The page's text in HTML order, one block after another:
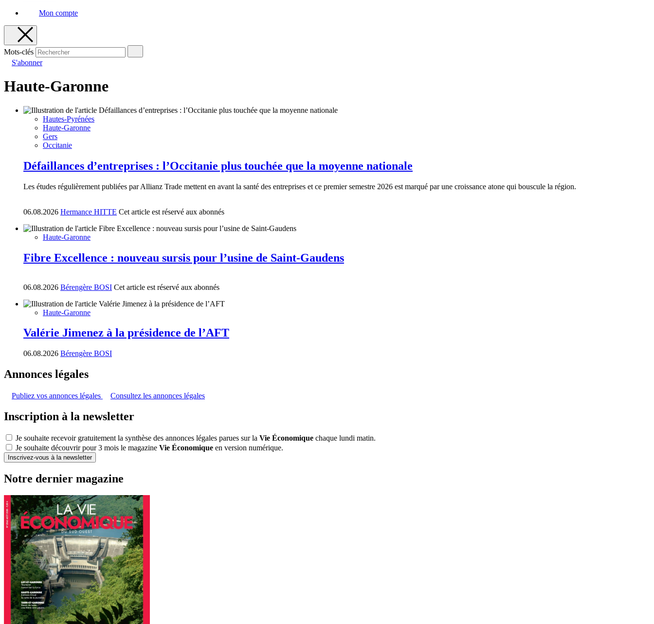
Mon compte
Mots-clés
S'abonner
Haute-Garonne
Hautes-Pyrénées
Haute-Garonne
Gers
Occitanie
Défaillances d’entreprises : l’Occitanie plus touchée que la moyenne nationale
Les études régulièrement publiées par Allianz Trade mettent en avant la santé des entreprises et ce premier semestre 2026 est marqué par une croissance atone qui bouscule la région.
06.08.2026 Hermance HITTE Cet article est réservé aux abonnés
Haute-Garonne
Fibre Excellence : nouveau sursis pour l’usine de Saint-Gaudens
06.08.2026 Bérengère BOSI Cet article est réservé aux abonnés
Haute-Garonne
Valérie Jimenez à la présidence de l’AFT
06.08.2026 Bérengère BOSI
Annonces légales
Publiez vos annonces légales Consultez les annonces légales
Inscription à la newsletter
Je souhaite recevoir gratuitement la synthèse des annonces légales parues sur la Vie Économique chaque lundi matin.
Je souhaite découvrir pour 3 mois le magazine Vie Économique en version numérique.
Inscrivez-vous à la newsletter
Notre dernier magazine